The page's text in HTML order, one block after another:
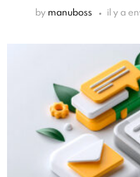
by manuboss il y a